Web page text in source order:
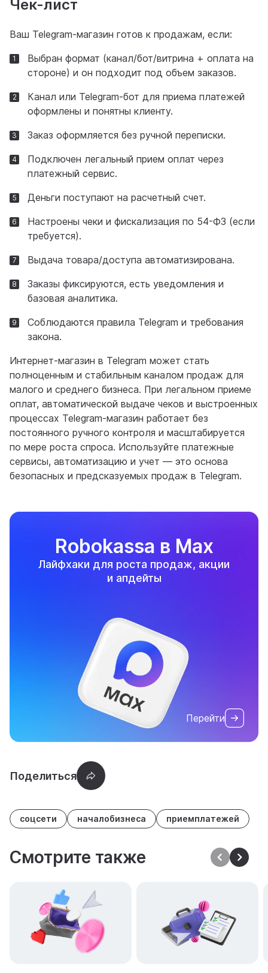
Чек-лист
Ваш Telegram-магазин готов к продажам, если:
Выбран формат (канал/бот/витрина + оплата на
стороне) и он подходит под объем заказов.
Канал или Telegram-бот для приема платежей
оформлены и понятны клиенту.
Заказ оформляется без ручной переписки.
Подключен легальный прием оплат через
платежный сервис.
Деньги поступают на расчетный счет.
Настроены чеки и фискализация по 54-ФЗ (если
требуется).
Выдача товара/доступа автоматизирована.
Заказы фиксируются, есть уведомления и
базовая аналитика.
Соблюдаются правила Telegram и требования
закона.
Интернет-магазин в Telegram может стать
полноценным и стабильным каналом продаж для
малого и среднего бизнеса. При легальном приеме
оплат, автоматической выдаче чеков и выстроенных
процессах Telegram-магазин работает без
постоянного ручного контроля и масштабируется
по мере роста спроса. Используйте платежные
сервисы, автоматизацию и учет — это основа
безопасных и предсказуемых продаж в Telegram.
Robokassa в Max
Лайфхаки для роста продаж, акции
и апдейты
Перейти
соцсети началобизнеса приемплатежей
Смотрите также